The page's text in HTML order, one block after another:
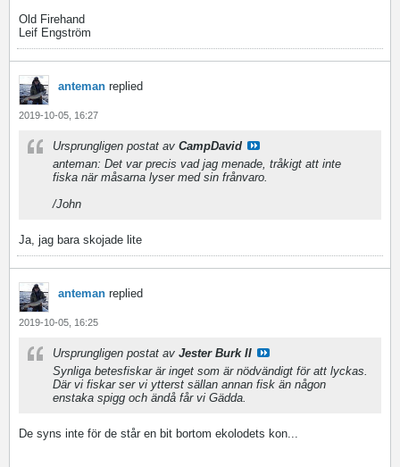
Old Firehand
Leif Engström
anteman replied
2019-10-05, 16:27
Ursprungligen postat av CampDavid
anteman: Det var precis vad jag menade, tråkigt att inte
fiska när måsarna lyser med sin frånvaro.
/John
Ja, jag bara skojade lite
anteman replied
2019-10-05, 16:25
Ursprungligen postat av Jester Burk II
Synliga betesfiskar är inget som är nödvändigt för att lyckas.
Där vi fiskar ser vi ytterst sällan annan fisk än någon
enstaka spigg och ändå får vi Gädda.
De syns inte för de står en bit bortom ekolodets kon...